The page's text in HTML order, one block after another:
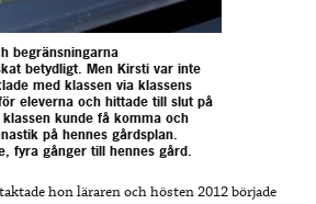
begränsningarna
betydligt. Men Kirsti var inte
med klassen via klassens
eleverna och hittade till slut på
kunde få komma och
på hennes gårdsplan.
fyra gånger till hennes gård.
hon läraren och hösten 2012 började